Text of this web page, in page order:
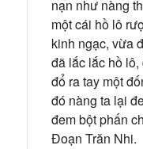
nạn như nàng
một cái hồ lô
kinh ngạc, vừa
đã lắc lắc hồ
đổ ra tay một
đó nàng ta lại
đem bột phấn
Đoạn Trăn Nhi.